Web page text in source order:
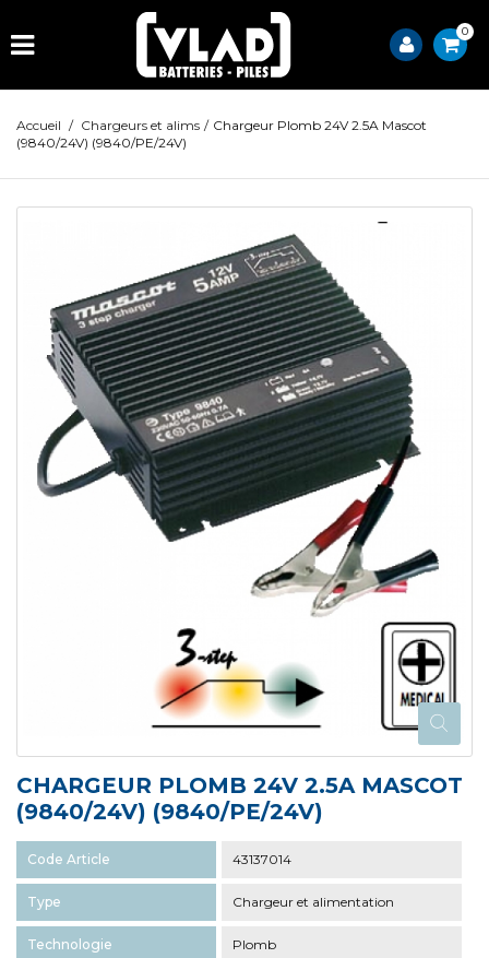
0
Accueil / Chargeurs et alims / Chargeur Plomb 24V 2.5A Mascot
(9840/24V) (9840/PE/24V)
CHARGEUR PLOMB 24V 2.5A MASCOT
(9840/24V) (9840/PE/24V)
Code Article 43137014
Type Chargeur et alimentation
Technologie Plomb